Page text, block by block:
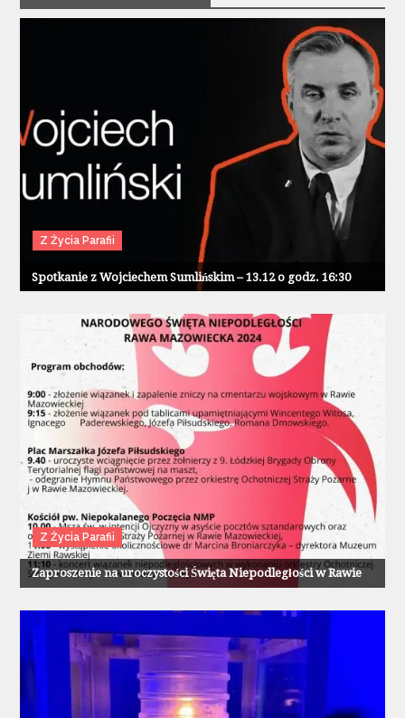
Z Życia Parafii
Spotkanie z Wojciechem Sumlińskim – 13.12 o godz. 16:30
Z Życia Parafii
Zaproszenie na uroczystości Święta Niepodległości w Rawie